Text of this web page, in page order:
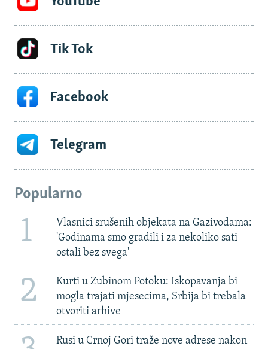
Tik Tok
Facebook
Telegram
Popularno
1
Vlasnici srušenih objekata na Gazivodama:
'Godinama smo gradili i za nekoliko sati
ostali bez svega'
2
Kurti u Zubinom Potoku: Iskopavanja bi
mogla trajati mjesecima, Srbija bi trebala
otvoriti arhive
Rusi u Crnoj Gori traže nove adrese nakon